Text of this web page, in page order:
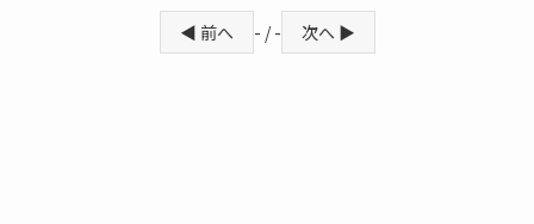
◀ 前へ - / - 次へ ▶